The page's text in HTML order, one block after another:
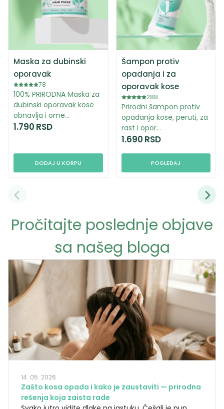
Maska za dubinski
oporavak
78
100% PRIRODNA Maska za
dubinski oporavak kose
obnavlja i ome…
1.790 RSD
DODAJ U KORPU
Šampon protiv
opadanja i za
oporavak kose
288
Prirodni šampon protiv
opadanja kose, peruti, za
rast i opor…
1.690 RSD
POGLEDAJ
Pročitajte poslednje objave
sa našeg bloga
14. 05. 2026.
Zašto kosa opada i kako je zaustaviti — prirodna
rešenja koja zaista rade